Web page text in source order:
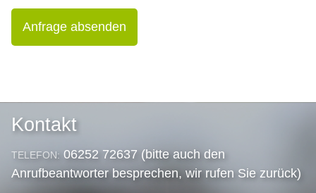
Anfrage absenden
Kontakt
TELEFON: 06252 72637 (bitte auch den
Anrufbeantworter besprechen, wir rufen Sie zurück)